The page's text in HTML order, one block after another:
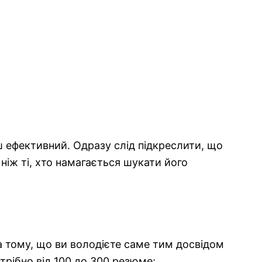
Одразу слід підкреслити, що
ті, хто намагається шукати його
тому, що ви володієте саме тим досвідом